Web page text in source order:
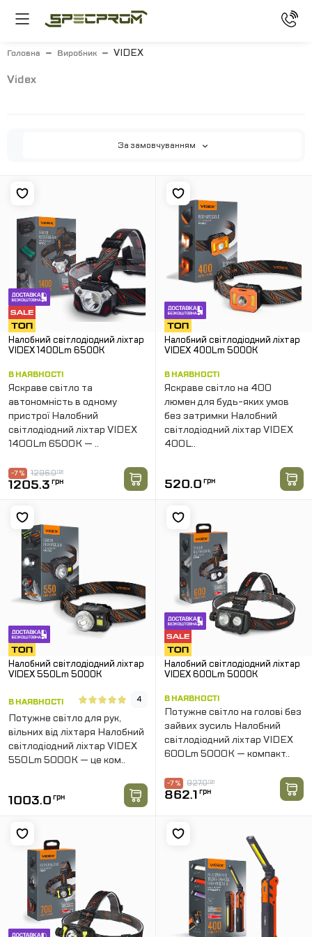
Головна Виробник VIDEX
videx
За замовчуванням
Налобний світлодіодний ліхтар
VIDEX 1400Lm 6500K
В НАЯВНОСТІ
Яскраве світло та
автономність в одному
пристрої Налобний
світлодіодний ліхтар VIDEX
1400Lm 6500K — ..
1296.0грн
-7 %
1205.3 грн
Налобний світлодіодний ліхтар
VIDEX 400Lm 5000K
В НАЯВНОСТІ
Яскраве світло на 400
люмен для будь-яких умов
без затримки Налобний
світлодіодний ліхтар VIDEX
400L..
520.0 грн
Налобний світлодіодний ліхтар
VIDEX 550Lm 5000K
В НАЯВНОСТІ 4
Потужне світло для рук,
вільних від ліхтаря Налобний
світлодіодний ліхтар VIDEX
550Lm 5000K — це ком..
1003.0 грн
Налобний світлодіодний ліхтар
VIDEX 600Lm 5000K
В НАЯВНОСТІ
Потужне світло на голові без
зайвих зусиль Налобний
світлодіодний ліхтар VIDEX
600Lm 5000K — компакт..
927.0грн
-7 %
862.1 грн